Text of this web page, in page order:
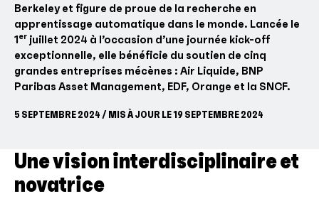
Berkeley et figure de proue de la recherche en
apprentissage automatique dans le monde. Lancée le
1er juillet 2024 à l’occasion d’une journée kick-off
exceptionnelle, elle bénéficie du soutien de cinq
grandes entreprises mécènes : Air Liquide, BNP
Paribas Asset Management, EDF, Orange et la SNCF.
5 SEPTEMBRE 2024 / MIS À JOUR LE 19 SEPTEMBRE 2024
Une vision interdisciplinaire et
novatrice